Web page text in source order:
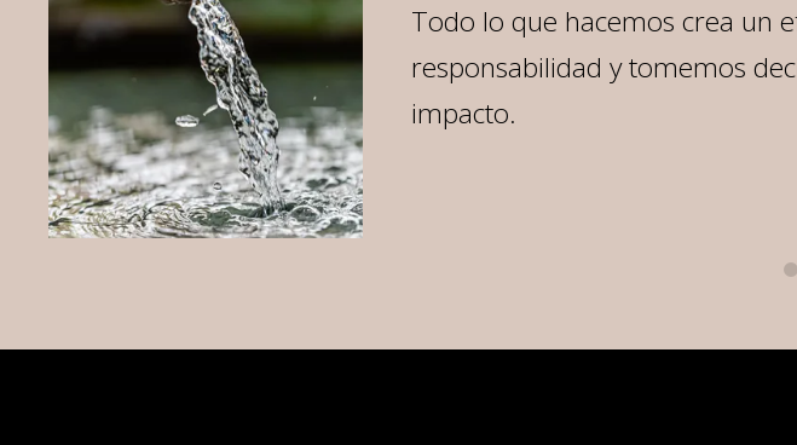
Todo lo que hacemos crea un
responsabilidad y tomemos
impacto.